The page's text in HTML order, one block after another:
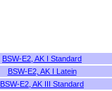
BSW-E2, AK I Standard
BSW-E2, AK I Latein
BSW-E2, AK III Standard